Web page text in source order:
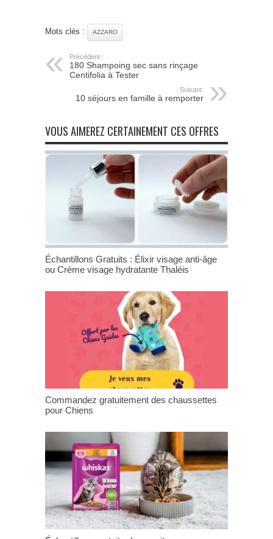
Mots clés : AZZARO
Précédent :
180 Shampoing sec sans rinçage
Centifolia à Tester
Suivant:
10 séjours en famille à remporter
VOUS AIMEREZ CERTAINEMENT CES OFFRES
Échantillons Gratuits : Élixir visage anti-âge
ou Crème visage hydratante Thaléis
Commandez gratuitement des chaussettes
pour Chiens